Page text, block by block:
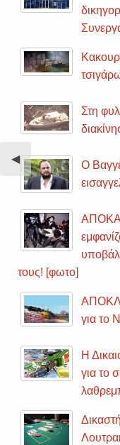
Previous
Slide
◀︎
Στη
Ο
τους! [φωτο]
για το
Η
για το